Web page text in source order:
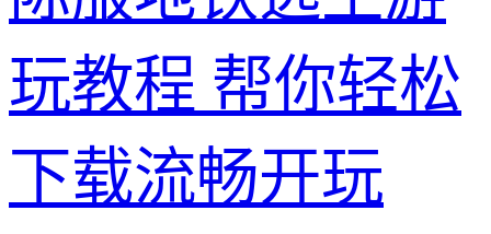
玩教程 帮你轻松
下载流畅开玩